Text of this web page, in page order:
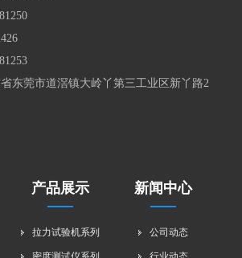
东莞市道滘镇大岭丫第三工业区新丫路2
产品展示
拉力试验机系列
新闻中心
公司动态